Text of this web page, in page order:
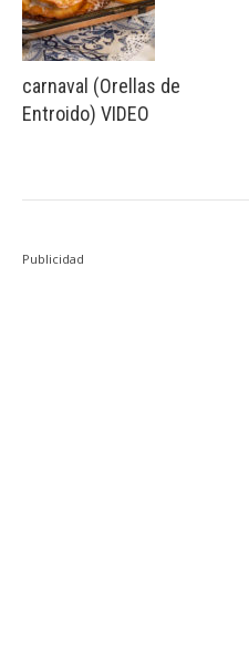
carnaval (Orellas de
Entroido) VIDEO
Publicidad